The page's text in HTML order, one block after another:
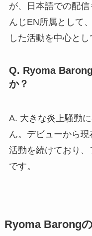
が、日本語での配
んじEN所属として
した活動を中心とし
Q. Ryoma
か？
A. 大きな炎上騒動
ん。デビューから
活動を続けており
です。
Ryoma Barong